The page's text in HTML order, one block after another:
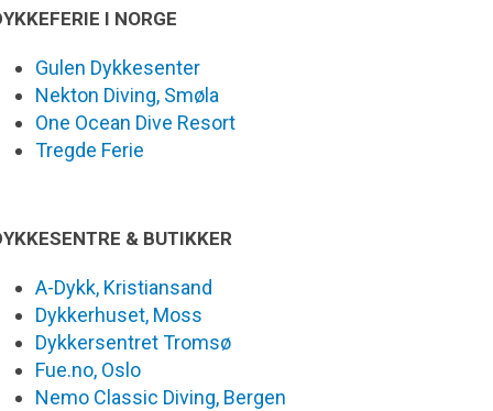
I NORGE
Gulen Dykkesenter
Nekton Diving, Smøla
One Ocean Dive Resort
Tregde Ferie
& BUTIKKER
A-Dykk, Kristiansand
Dykkerhuset, Moss
Dykkersentret Tromsø
Fue.no, Oslo
Nemo Classic Diving, Bergen